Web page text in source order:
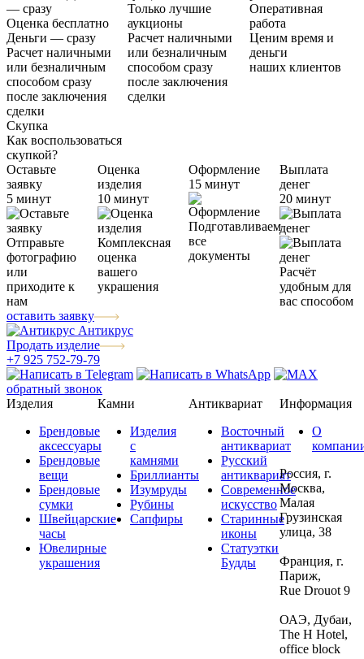
Оценка бесплатно
Деньги — сразу
Расчет наличными
или безналичным
способом сразу
после заключения
сделки
Только лучшие
аукционы
Расчет наличными
или безналичным
способом сразу
после заключения
сделки
Оперативная
работа
Ценим время и
деньги
наших клиентов
Скупка
Как воспользоваться
скупкой?
Оставьте
заявку
5 минут
Отправьте
фотографию
или
приходите к
нам
Оценка
изделия
10 минут
Комплексная
оценка
вашего
украшения
Оформление
15 минут
Подготавливаем
все
документы
Выплата
денег
20 минут
Расчёт
удобным для
вас способом
оставить заявку
Антикрус
Продать изделие
+7 925 752-79-79
обратный звонок
Изделия
Брендовые
аксессуары
Брендовые
вещи
Брендовые
сумки
Швейцарские
часы
Ювелирные
украшения
Камни
Изделия
с
камнями
Бриллианты
Изумруды
Рубины
Сапфиры
Антиквариат
Восточный
антиквариат
Русский
антиквариат
Современное
искусство
Старинные
иконы
Статуэтки
Будды
Информация
О
Россия, г.
Москва,
Малая
Грузинская
улица, 38
Франция, г.
Париж,
Rue Drouot 9
ОАЭ, Дубаи,
The H Hotel,
office block